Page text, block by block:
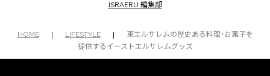
ISRAERU 編集部
HOME | LIFESTYLE |
東エルサレムの歴史ある料理・お菓子を
提供するイーストエルサレムグッズ